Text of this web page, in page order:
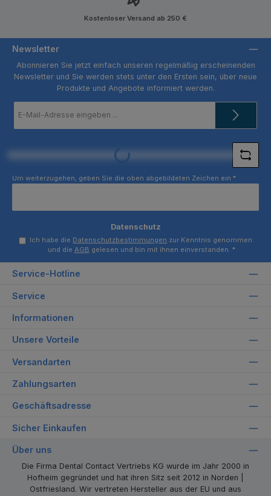
Kostenloser Versand ab 250 €
Newsletter
Abonnieren Sie jetzt einfach unseren regelmäßig erscheinenden
Newsletter und Sie werden stets unter den Ersten sein, über neue
Produkte und Angebote informiert werden.
Mail-
Loading...
Um weiterzugehen, geben Sie die oben abgebildeten Zeichen ein *
Datenschutz
Ich habe die Datenschutzbestimmungen zur Kenntnis genommen
und die AGB gelesen und bin mit ihnen einverstanden. *
Service-Hotline
Service
Informationen
Unsere Vorteile
Versandarten
Zahlungsarten
Geschäftsadresse
Sicher Einkaufen
Über uns
Die Firma Dental Contact Vertriebs KG wurde im Jahr 2000 in
Hofheim gegründet und hat ihren Sitz seit 2012 in Norden |
Ostfriesland. Wir vertreten Hersteller aus der EU und aus